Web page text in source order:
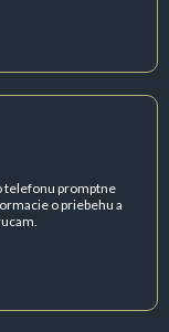
telefonu promptne
o priebehu a